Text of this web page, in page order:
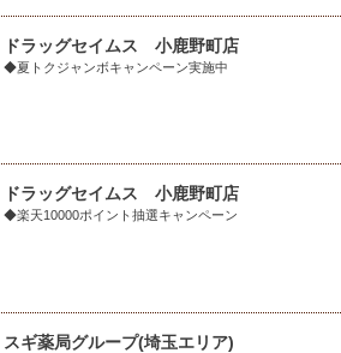
ドラッグセイムス 小鹿野町店
◆夏トクジャンボキャンペーン実施中
ドラッグセイムス 小鹿野町店
◆楽天10000ポイント抽選キャンペーン
スギ薬局グループ(埼玉エリア)